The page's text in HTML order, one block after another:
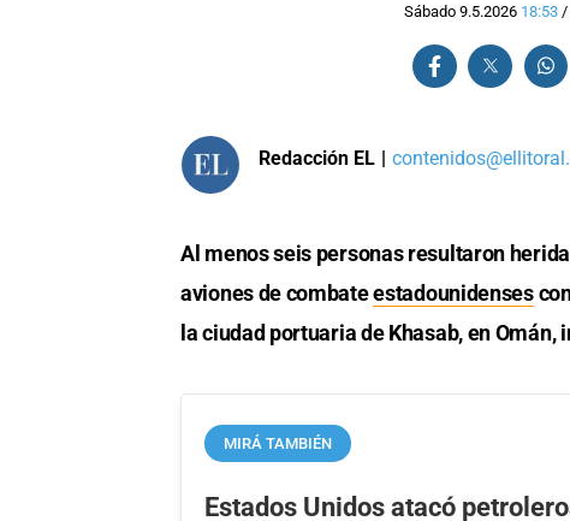
Sábado 9.5.2026 18:53/
Redacción EL |
Al menos seis personas resultaron
aviones de combateestadounidenses
la ciudad portuaria de Khasab, en
MIRÁ TAMBIÉN
Estados Unidos atacó